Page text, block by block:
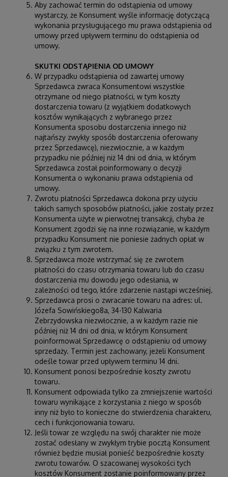
Aby zachować termin do odstąpienia od umowy
wystarczy, że Konsument wyśle informację dotyczącą
wykonania przysługującego mu prawa odstąpienia od
umowy przed upływem terminu do odstąpienia od
umowy.
SKUTKI ODSTĄPIENIA OD UMOWY
W przypadku odstąpienia od zawartej umowy
Sprzedawca zwraca Konsumentowi wszystkie
otrzymane od niego płatności, w tym koszty
dostarczenia towaru (z wyjątkiem dodatkowych
kosztów wynikających z wybranego przez
Konsumenta sposobu dostarczenia innego niż
najtańszy zwykły sposób dostarczenia oferowany
przez Sprzedawcę), niezwłocznie, a w każdym
przypadku nie później niż 14 dni od dnia, w którym
Sprzedawca został poinformowany o decyzji
Konsumenta o wykonaniu prawa odstąpienia od
umowy.
Zwrotu płatności Sprzedawca dokona przy użyciu
takich samych sposobów płatności, jakie zostały przez
Konsumenta użyte w pierwotnej transakcji, chyba że
Konsument zgodzi się na inne rozwiązanie, w każdym
przypadku Konsument nie poniesie żadnych opłat w
związku z tym zwrotem.
Sprzedawca może wstrzymać się ze zwrotem
płatności do czasu otrzymania towaru lub do czasu
dostarczenia mu dowodu jego odesłania, w
zależności od tego, które zdarzenie nastąpi wcześniej.
Sprzedawca prosi o zwracanie towaru na adres: ul.
Józefa Sowińskiego8a, 34-130 Kalwaria
Zebrzydowska niezwłocznie, a w każdym razie nie
później niż 14 dni od dnia, w którym Konsument
poinformował Sprzedawcę o odstąpieniu od umowy
sprzedaży. Termin jest zachowany, jeżeli Konsument
odeśle towar przed upływem terminu 14 dni.
Konsument ponosi bezpośrednie koszty zwrotu
towaru.
Konsument odpowiada tylko za zmniejszenie wartości
towaru wynikające z korzystania z niego w sposób
inny niż było to konieczne do stwierdzenia charakteru,
cech i funkcjonowania towaru.
Jeśli towar ze względu na swój charakter nie może
zostać odesłany w zwykłym trybie pocztą Konsument
również będzie musiał ponieść bezpośrednie koszty
zwrotu towarów. O szacowanej wysokości tych
kosztów Konsument zostanie poinformowany przez